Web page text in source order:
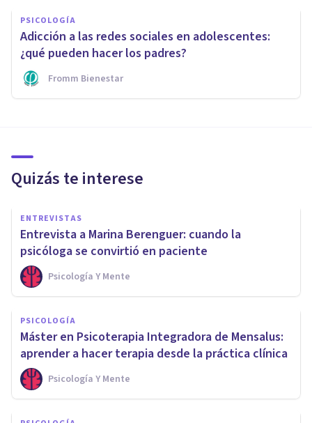
PSICOLOGÍA
Adicción a las redes sociales en adolescentes:
¿qué pueden hacer los padres?
Fromm Bienestar
Quizás te interese
ENTREVISTAS
Entrevista a Marina Berenguer: cuando la
psicóloga se convirtió en paciente
Psicología Y Mente
PSICOLOGÍA
Máster en Psicoterapia Integradora de Mensalus:
aprender a hacer terapia desde la práctica clínica
Psicología Y Mente